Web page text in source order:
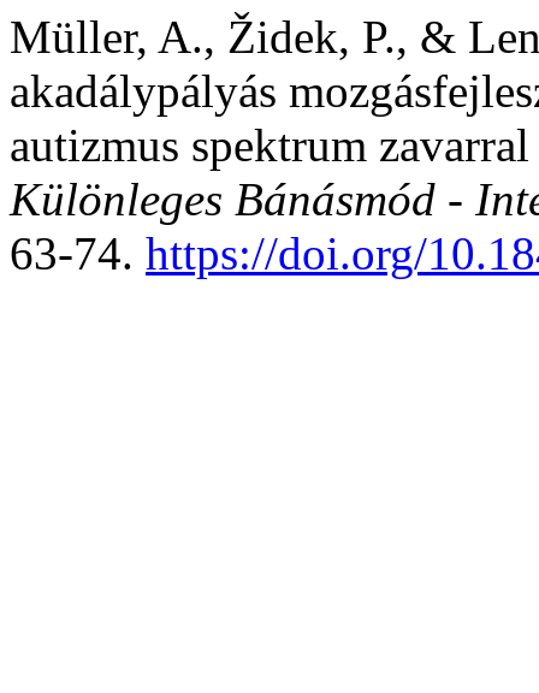
Müller, A., Židek, P., &
akadálypályás
autizmus spektrum
Különleges Bánásmód -
63-74. https://doi.org/